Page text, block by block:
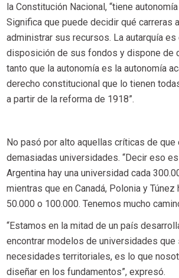
la Constitución Nacional, “tiene
Significa que puede decidir qué carreras
administrar sus recursos. La autarquía es
disposición de sus fondos y dispone de
tanto que la autonomía es la autonomía
derecho constitucional que lo tienen
a partir de la reforma de 1918”.
No pasó por alto aquellas críticas de que
demasiadas universidades. “Decir eso es
Argentina hay una universidad cada
mientras que en Canadá, Polonia y Túnez
50.000 o 100.000. Tenemos mucho
“Estamos en la mitad de un país
encontrar modelos de universidades que
necesidades territoriales, es lo que
diseñar en los fundamentos”, expresó.